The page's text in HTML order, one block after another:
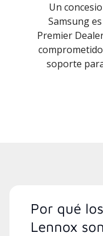
Un
Samsung
Premier
soporte
Por qué
Lennox